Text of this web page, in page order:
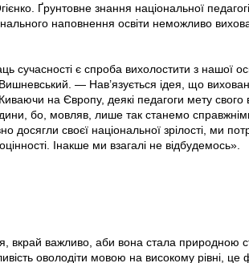
Ґрунтовне знання національної
наповнення освіти неможливо
сучасності є спроба вихолостити з нашої
— Нав’язується ідея, що
на Європу, деякі педагоги мету свого
бо, мовляв, лише так станемо
досягли своєї національної зрілості, ми
Інакше ми взагалі не відбудемось».
вкрай важливо, аби вона стала природною
оволодіти мовою на високому рівні,